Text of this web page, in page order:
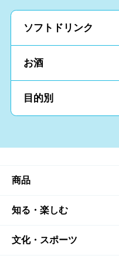
ソフトドリンク
お酒
目的別
商品
商品TOP
商品一覧
知る・楽しむ
知る・楽しむTOP
文化・スポーツ